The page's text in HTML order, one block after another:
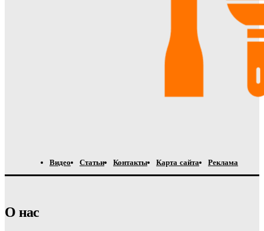
Видео Статьи Контакты Карта сайта Реклама
О нас